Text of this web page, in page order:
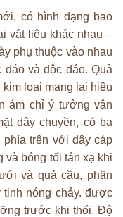
có hình dạng bao
vật liệu khác nhau –
phụ thuộc vào nhau
và độc đáo. Quả
loại mang lại hiệu
ám chỉ ý tưởng vận
dây chuyền, có ba
phía trên với dây cáp
và bóng tối tán xạ khi
và quả cầu, phần
nóng chảy. được
trước khi thổi. Độ